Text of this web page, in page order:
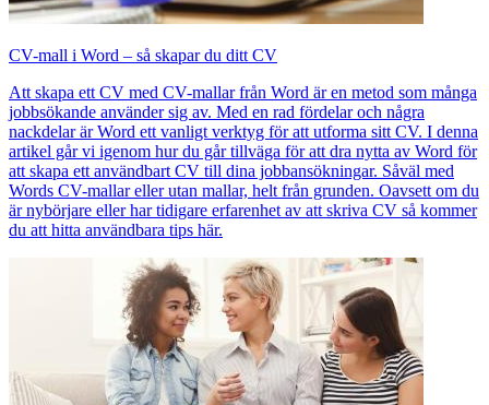
CV-mall i Word – så skapar du ditt CV
Att skapa ett CV med CV-mallar från Word är en metod som många
jobbsökande använder sig av. Med en rad fördelar och några
nackdelar är Word ett vanligt verktyg för att utforma sitt CV. I denna
artikel går vi igenom hur du går tillväga för att dra nytta av Word för
att skapa ett användbart CV till dina jobbansökningar. Såväl med
Words CV-mallar eller utan mallar, helt från grunden. Oavsett om du
är nybörjare eller har tidigare erfarenhet av att skriva CV så kommer
du att hitta användbara tips här.